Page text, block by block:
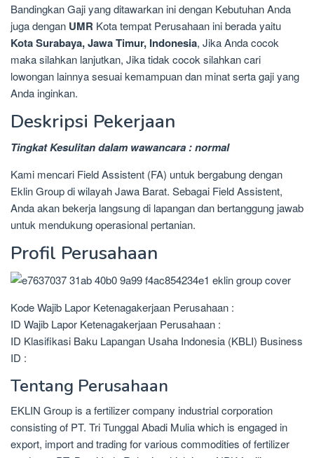
Bandingkan Gaji yang ditawarkan ini dengan Kebutuhan Anda
juga dengan UMR Kota tempat Perusahaan ini berada yaitu
Kota Surabaya, Jawa Timur, Indonesia, Jika Anda cocok
maka silahkan lanjutkan, Jika tidak cocok silahkan cari
lowongan lainnya sesuai kemampuan dan minat serta gaji yang
Anda inginkan.
Deskripsi Pekerjaan
Tingkat Kesulitan dalam wawancara : normal
Kami mencari Field Assistent (FA) untuk bergabung dengan
Eklin Group di wilayah Jawa Barat. Sebagai Field Assistent,
Anda akan bekerja langsung di lapangan dan bertanggung jawab
untuk mendukung operasional pertanian.
Profil Perusahaan
Kode Wajib Lapor Ketenagakerjaan Perusahaan :
ID Wajib Lapor Ketenagakerjaan Perusahaan :
ID Klasifikasi Baku Lapangan Usaha Indonesia (KBLI) Business
ID :
Tentang Perusahaan
EKLIN Group is a fertilizer company industrial corporation
consisting of PT. Tri Tunggal Abadi Mulia which is engaged in
export, import and trading for various commodities of fertilizer